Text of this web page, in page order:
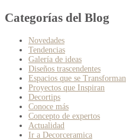
Categorías del Blog
Novedades
Tendencias
Galería de ideas
Diseños trascendentes
Espacios que se Transforman
Proyectos que Inspiran
Decortips
Conoce más
Concepto de expertos
Actualidad
Ir a Decorceramica